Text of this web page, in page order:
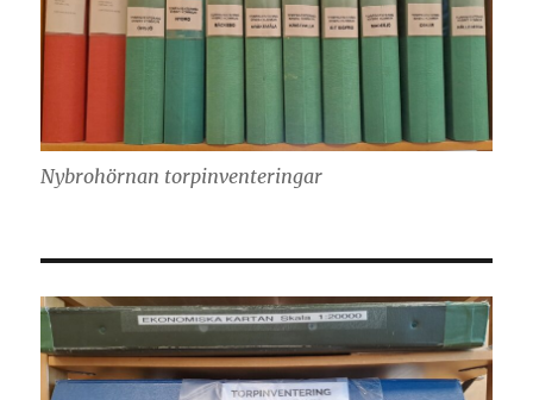
Nybrohörnan torpinventeringar